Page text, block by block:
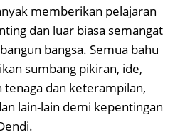
memberikan pelajaran
dan luar biasa semangat
bangsa. Semua bahu
sumbang pikiran, ide,
tenaga dan keterampilan,
lain-lain demi kepentingan